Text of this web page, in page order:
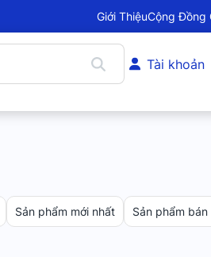
Giới ThiệuCộng Đồng
Tài khoản
Sản phẩm mới nhất Sản phẩm